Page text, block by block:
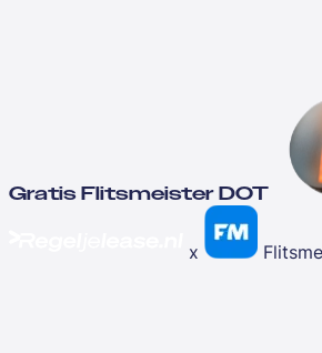
Gratis Flitsmeister DOT
x